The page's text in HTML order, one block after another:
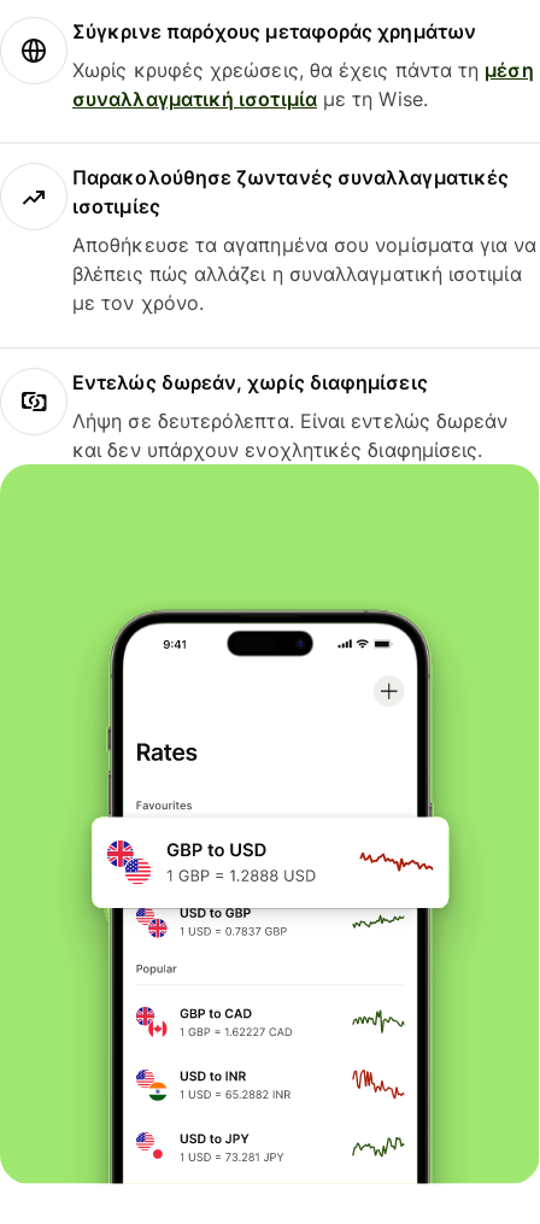
Σύγκρινε παρόχους μεταφοράς χρημάτων
Χωρίς κρυφές χρεώσεις, θα έχεις πάντα τη μέση
συναλλαγματική ισοτιμίαμε τη Wise.
Παρακολούθησε ζωντανές συναλλαγματικές
ισοτιμίες
Αποθήκευσε τα αγαπημένα σου νομίσματα για να
βλέπεις πώς αλλάζει η συναλλαγματική ισοτιμία
με τον χρόνο.
Εντελώς δωρεάν, χωρίς διαφημίσεις
Λήψη σε δευτερόλεπτα. Είναι εντελώς δωρεάν
και δεν υπάρχουν ενοχλητικές διαφημίσεις.